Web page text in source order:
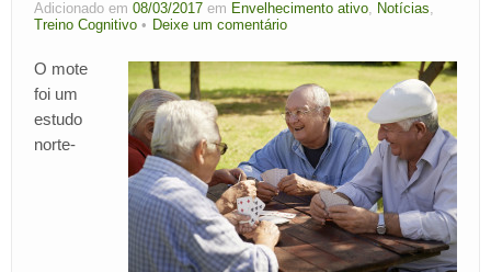
Adicionado em 08/03/2017 em Envelhecimento ativo, Notícias,
Treino Cognitivo
Deixe um comentário
O mote
foi um
estudo
norte-